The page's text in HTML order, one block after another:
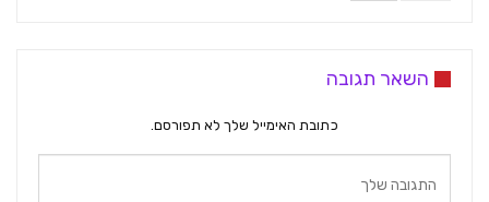
השאר תגובה
כתובת האימייל שלך לא תפורסם.